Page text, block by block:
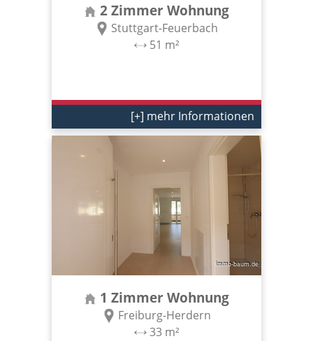
2 Zimmer Wohnung
Stuttgart-Feuerbach
51 m²
[+] mehr Informationen
1 Zimmer Wohnung
Freiburg-Herdern
33 m²